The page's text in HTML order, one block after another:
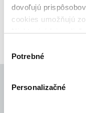
dovoľujú
cookies umožňujú
Niektoré údaje
cookies.
súhlasu
Potrebné
Personalizačné